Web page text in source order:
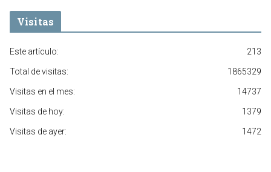
Visitas
213
Este artículo:
1865329
Total de visitas:
14737
Visitas en el mes:
1379
Visitas de hoy:
1472
Visitas de ayer: